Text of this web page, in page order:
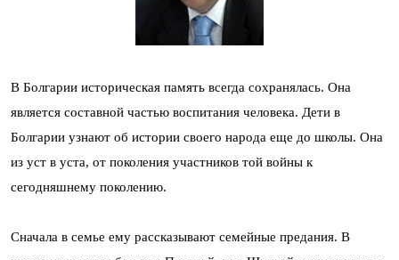
В Болгарии историческая память всегда сохранялась. Она
является составной частью воспитания человека. Дети в
Болгарии узнают об истории своего народа еще до школы. Она
из уст в уста, от поколения участников той войны к
сегодняшнему поколению.
Сначала в семье ему рассказывают семейные предания. В